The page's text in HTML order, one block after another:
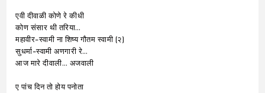
एवी दीवाळी कोणे रे कीधी
कोण संसार थी तरिया…
महावीर-स्वामी ना शिष्य गौतम स्वामी (२)
सुधर्मा-स्वामी अणगारी रे…
आज मारे दीवाली… अजवाली
ए पांच दिन तो होय पनोता